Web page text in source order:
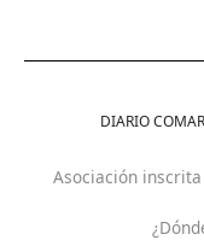
DIARIO
Asociación